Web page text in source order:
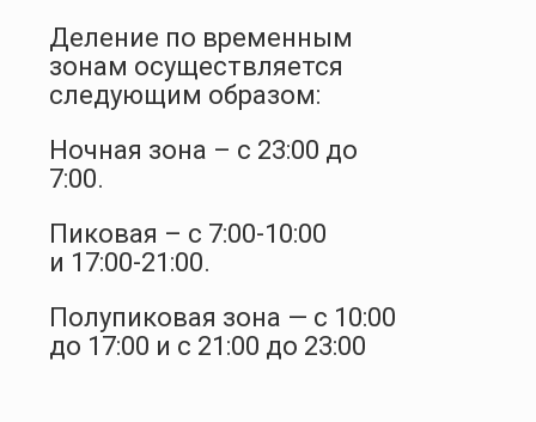
Деление по временным
зонам осуществляется
следующим образом:
Ночная зона – с 23:00 до
7:00.
Пиковая – с 7:00-10:00
и 17:00-21:00.
Полупиковая зона — с 10:00
до 17:00 и с 21:00 до 23:00